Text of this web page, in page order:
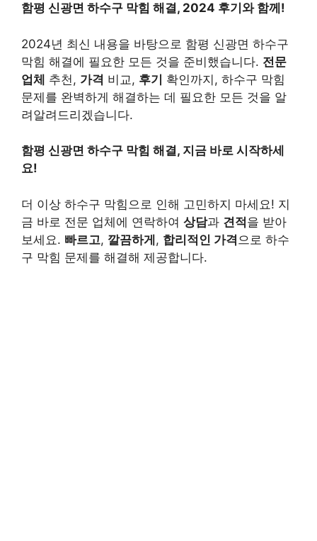
함평 신광면 하수구 막힘 해결, 2024 후기와 함께!
2024년 최신 내용을 바탕으로 함평 신광면 하수구
막힘 해결에 필요한 모든 것을 준비했습니다. 전문
업체 추천, 가격 비교, 후기 확인까지, 하수구 막힘
문제를 완벽하게 해결하는 데 필요한 모든 것을 알
려알려드리겠습니다.
함평 신광면 하수구 막힘 해결, 지금 바로 시작하세
요!
더 이상 하수구 막힘으로 인해 고민하지 마세요! 지
금 바로 전문 업체에 연락하여 상담과 견적을 받아
보세요. 빠르고, 깔끔하게, 합리적인 가격 으로 하수
구 막힘 문제를 해결해 제공합니다.